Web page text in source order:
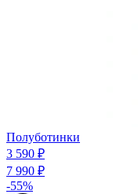
Полуботинки
3 590 ₽
7 990 ₽
-55%